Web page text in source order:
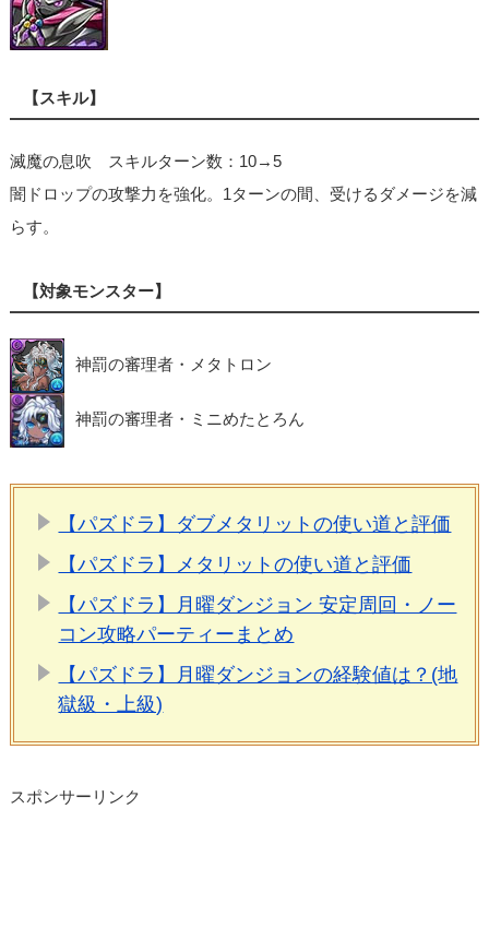
【スキル】
滅魔の息吹 スキルターン数：10→5
闇ドロップの攻撃力を強化。1ターンの間、受けるダメージを減
らす。
【対象モンスター】
神罰の審理者・メタトロン
神罰の審理者・ミニめたとろん
【パズドラ】ダブメタリットの使い道と評価
【パズドラ】メタリットの使い道と評価
【パズドラ】月曜ダンジョン 安定周回・ノー
コン攻略パーティーまとめ
【パズドラ】月曜ダンジョンの経験値は？(地
獄級・上級)
スポンサーリンク